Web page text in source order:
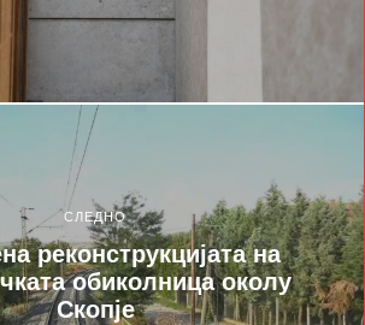
СЛЕДНО
реконструкцијата на
обиколница околу
Скопје